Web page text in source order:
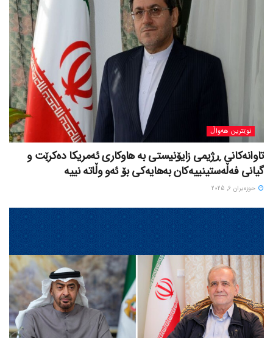
نوێترین هەواڵ
تاوانەکانی ڕژیمی زایۆنیستی بە هاوکاری ئەمریکا دەکرێت و
گیانی فەڵەستینییەکان بەهایەکی بۆ ئەو وڵاتە نییە
حوزه‌یران 6, 2025